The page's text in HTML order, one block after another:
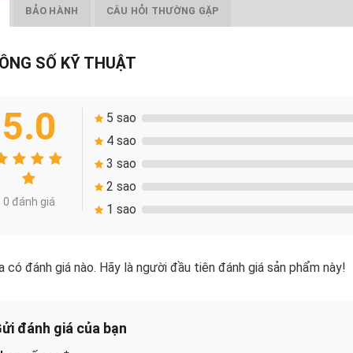
BẢO HÀNH CÂU HỎI THƯỜNG GẶP
SỐ KỸ THUẬT
5.0
0 đánh giá
5 sao
4 sao
3 sao
2 sao
1 sao
có đánh giá nào. Hãy là người đầu tiên đánh giá sản phẩm này!
đánh giá của bạn